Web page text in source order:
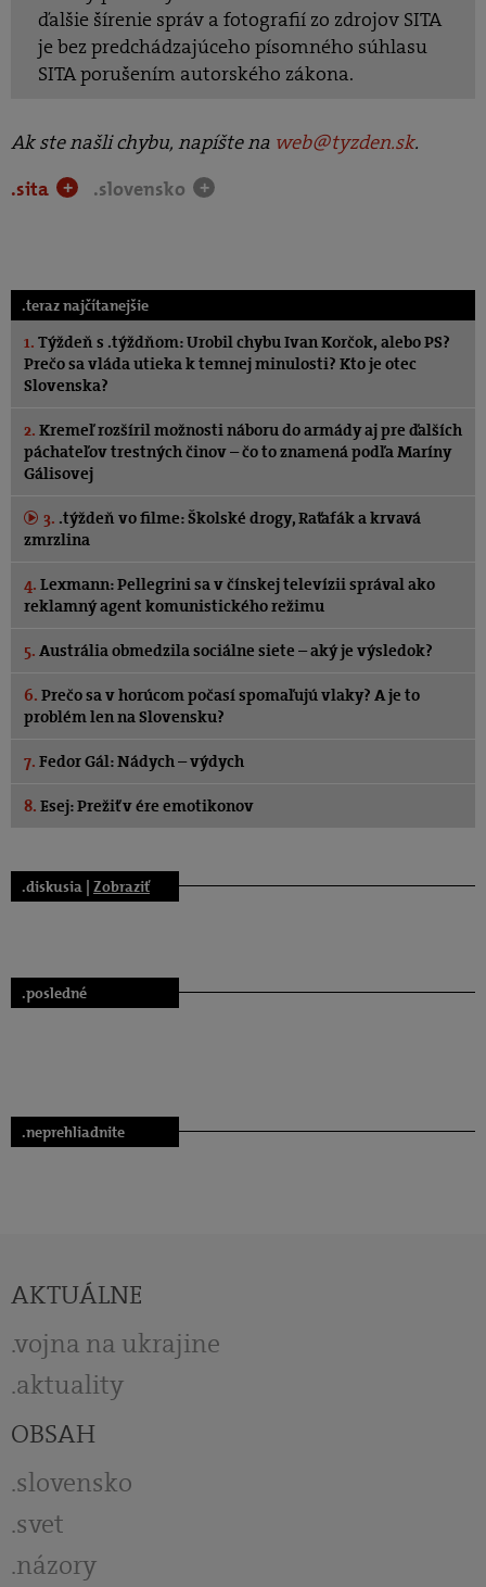
ďalšie šírenie správ a fotografií zo zdrojov SITA
je bez predchádzajúceho písomného súhlasu
SITA porušením autorského zákona.
Ak ste našli chybu, napíšte na web@tyzden.sk.
.sita
+ .slovensko +
.teraz najčítanejšie
1. Týždeň s .týždňom: Urobil chybu Ivan Korčok, alebo PS?
Prečo sa vláda utieka k temnej minulosti? Kto je otec
Slovenska?
2. Kremeľ rozšíril možnosti náboru do armády aj pre ďalších
páchateľov trestných činov – čo to znamená podľa Maríny
Gálisovej
3. .týždeň vo filme: Školské drogy, Raťafák a krvavá
zmrzlina
4. Lexmann: Pellegrini sa v čínskej televízii správal ako
reklamný agent komunistického režimu
5. Austrália obmedzila sociálne siete – aký je výsledok?
6. Prečo sa v horúcom počasí spomaľujú vlaky? A je to
problém len na Slovensku?
7. Fedor Gál: Nádych – výdych
8. Esej: Prežiť v ére emotikonov
.diskusia | Zobraziť
.posledné
.neprehliadnite
AKTUÁLNE
vojna na ukrajine
aktuality
OBSAH
slovensko
svet
názory